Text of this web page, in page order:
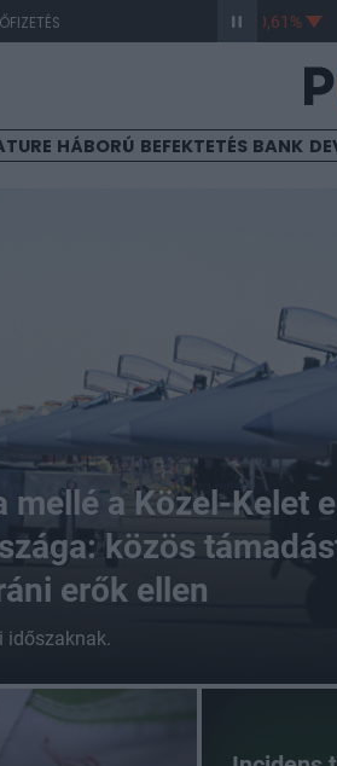
-0,61%
HÁBORÚ BEFEKTETÉS BANK
mellé a Közel-Kelet
közös
erők ellen
időszaknak.